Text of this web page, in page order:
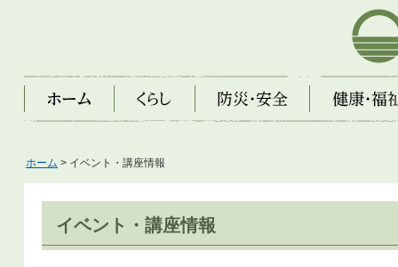
芦屋市
ホーム くらし 防災・安全 健康・福祉・
ホーム > イベント・講座情報
イベント・講座情報